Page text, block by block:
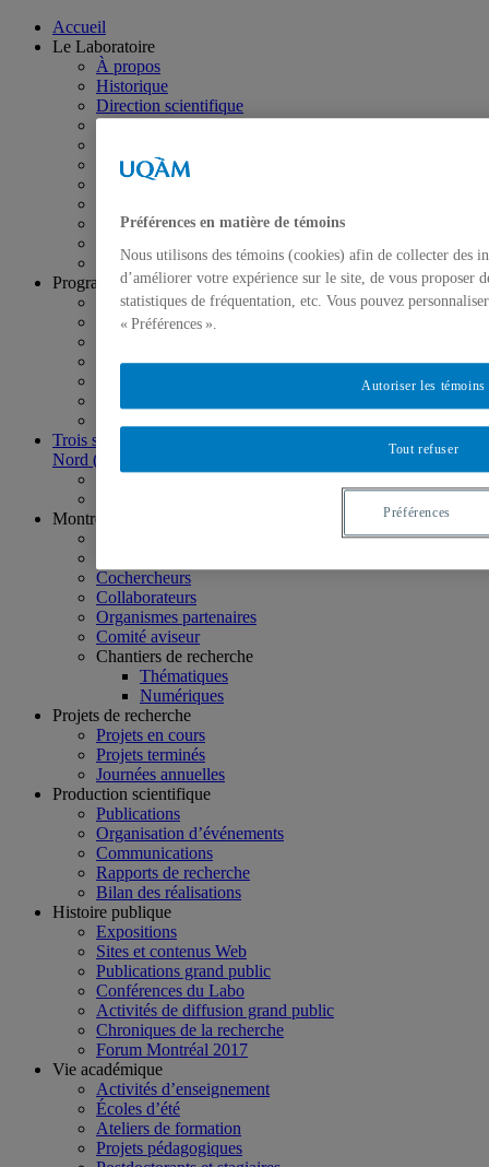
Accueil
Le Laboratoire
À propos
Historique
Direction scientifique
Cochercheurs et cochercheuses
Organismes partenaires
Personnel
Membres diplômés
Salle de presse
Programmation scientifique
Montréal, carrefour des populations et des échanges
Lieux urbains, cultures citadines et cadres de vie
Engagement, mobilisation et participation dans la cité
Trois siècles de migrations francophones en Amérique du
Nord (1640-1940)
À propos
Montréal, plaque tournante des échanges
Cochercheurs
Collaborateurs
Organismes partenaires
Comité aviseur
Chantiers de recherche
Thématiques
Numériques
Projets de recherche
Projets en cours
Projets terminés
Journées annuelles
Production scientifique
Publications
Organisation d’événements
Communications
Rapports de recherche
Bilan des réalisations
Histoire publique
Expositions
Sites et contenus Web
Publications grand public
Conférences du Labo
Activités de diffusion grand public
Chroniques de la recherche
Forum Montréal 2017
Vie académique
Activités d’enseignement
Écoles d’été
Ateliers de formation
Projets pédagogiques
Préférences en matière de témoins
Nous utilisons des témoins (cookies) afin de collecter des
d’améliorer votre expérience sur le site, de vous proposer
statistiques de fréquentation, etc. Vous pouvez
« Préférences ».
Tout refuser
Autoriser les témoins
Préférences